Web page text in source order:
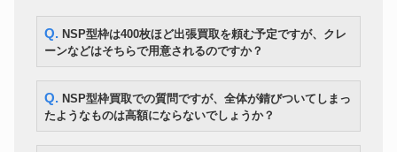
工具 K-300ENV
307,200円
190mmスライドマルノコ/レーザ
レッキス
ねじ切り機 パイプマシン REX
S80AⅢ
138,000円
HRR480B-S ジェットヒーター
静岡製機 ジェットヒーター VAL6PKⅡ 39,600円
Q. NSP型枠は400枚ほど出張買取を頼む予定ですが、クレ
ーンなどはそちらで用意されるのですか？
Q. NSP型枠買取での質問ですが、全体が錆びついてしまっ
たようなものは高額にならないでしょうか？